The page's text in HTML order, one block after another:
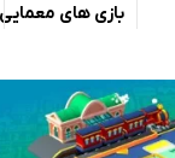
بازی های معمایی